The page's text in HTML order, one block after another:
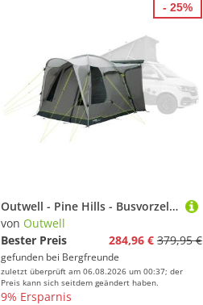
Outwell - Pine Hills - Busvorzelt Gr One Size grau
von Outwell
Bester Preis
284,96 € 379,95 €
gefunden bei Bergfreunde
zuletzt überprüft am 06.08.2026 um 00:37; der
Preis kann sich seitdem geändert haben.
9% Ersparnis
- 25%